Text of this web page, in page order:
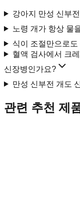
강아지 만성 신부
노령 개가 항상 물
식이 조절만으로
혈액 검사에서 크
신장병인가요?
만성 신부전 개도
관련 추천 제